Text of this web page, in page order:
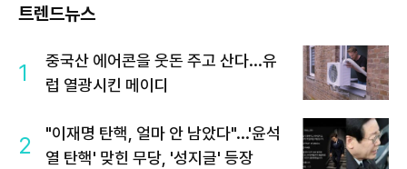
트렌드뉴스
1
중국산 에어콘을 웃돈 주고 산다...유
럽 열광시킨 메이디
2
"이재명 탄핵, 얼마 안 남았다"...'윤석
열 탄핵' 맞힌 무당, '성지글' 등장